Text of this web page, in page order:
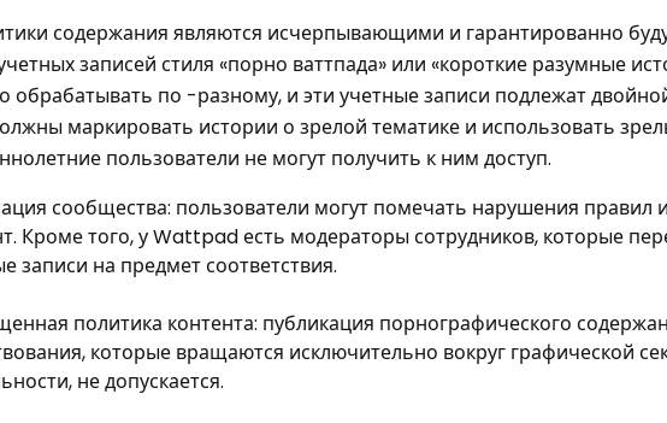
содержания являются исчерпывающими и гарантированно
записей стиля «порно ваттпада» или «короткие разумные
обрабатывать по -разному, и эти учетные записи подлежат
маркировать истории о зрелой тематике и использовать
пользователи не могут получить к ним доступ.
сообщества: пользователи могут помечать нарушения правил
Кроме того, у Wattpad есть модераторы сотрудников, которые
записи на предмет соответствия.
политика контента: публикация порнографического
которые вращаются исключительно вокруг графической
не допускается.